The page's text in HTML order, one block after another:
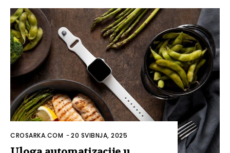
CROSARKA.COM -20 SVIBNJA, 2025